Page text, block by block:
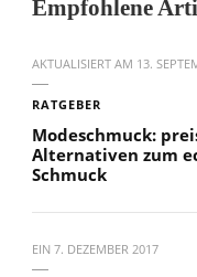
Empfohlene
AKTUALISIERT AM 13.
RATGEBER
Modeschmuck:
Alternativen zum
Schmuck
EIN 7. DEZEMBER 2017